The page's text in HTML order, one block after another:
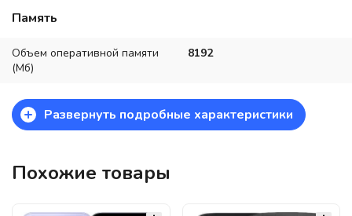
Память
Объем оперативной памяти
(Мб)
8192
+ Развернуть подробные характеристики
Похожие товары